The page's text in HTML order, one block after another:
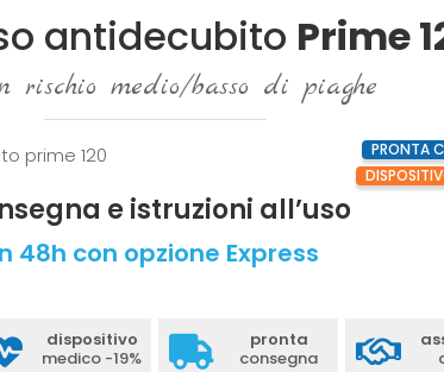
antidecubito Prime
rischio medio/basso di piaghe
PRONTA
e istruzioni all’uso
48h con opzione Express
dispositivo
medico -19%
pronta
consegna